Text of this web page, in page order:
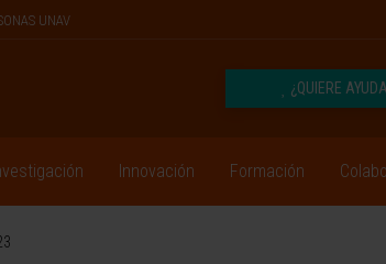
UNAV
¿QUIERE
Innovación Formación